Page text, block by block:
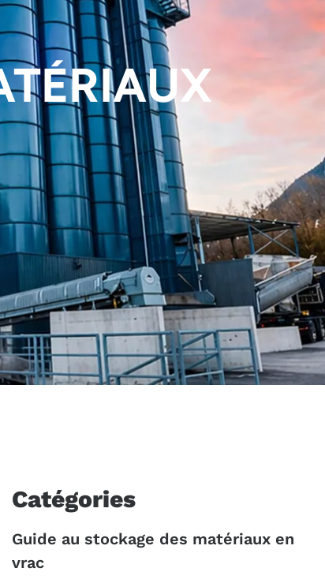
Catégories
Guide au stockage des matériaux en
vrac